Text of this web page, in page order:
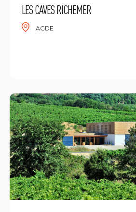
LES CAVES RICHEMER
AGDE